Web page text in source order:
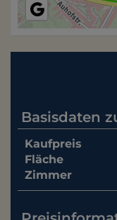
Basisdaten
Kaufpreis
Fläche
Zimmer